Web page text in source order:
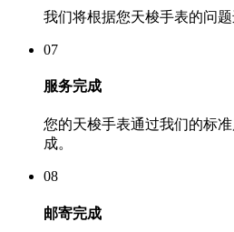
我们将根据您天梭手表的问题
07
服务完成
您的天梭手表通过我们的标
成。
08
邮寄完成